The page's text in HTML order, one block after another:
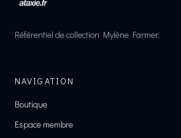
Référentiel de collection Mylène Farmer.
NAVIGATION
Boutique
Espace membre